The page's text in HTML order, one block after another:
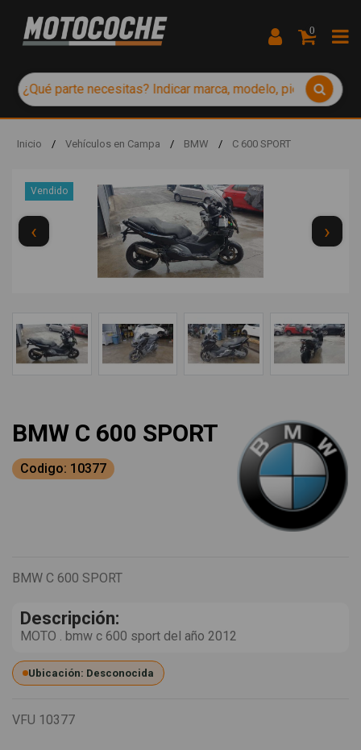
0
Inicio / Vehículos en Campa / BMW / C 600 SPORT
Vendido
‹ ›
BMW C 600 SPORT
Codigo: 10377
BMW C 600 SPORT
Descripción:
MOTO . bmw c 600 sport del año 2012
Ubicación: Desconocida
VFU 10377